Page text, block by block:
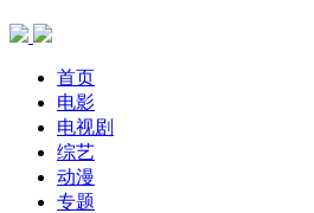
首页
电影
电视剧
综艺
动漫
专题